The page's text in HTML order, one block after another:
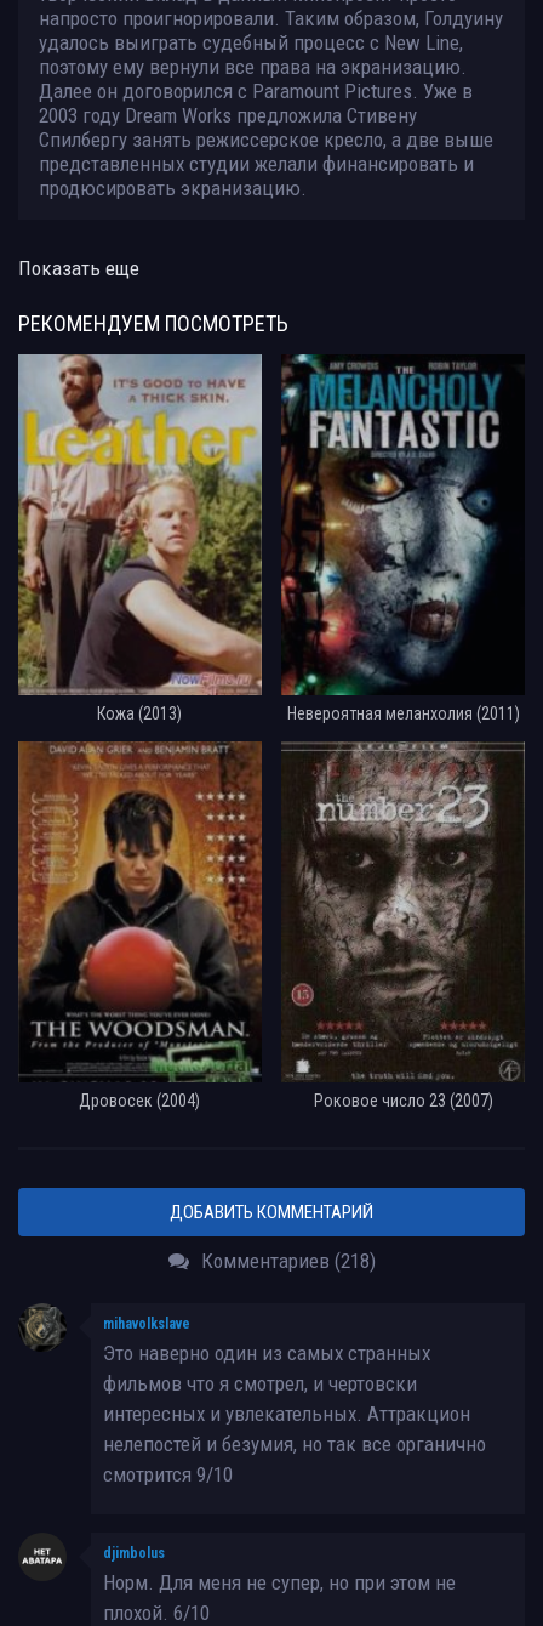
напросто проигнорировали. Таким образом, Голдуину
удалось выиграть судебный процесс с New Line,
поэтому ему вернули все права на экранизацию.
Далее он договорился с Paramount Pictures. Уже в
2003 году Dream Works предложила Стивену
Спилбергу занять режиссерское кресло, а две выше
представленных студии желали финансировать и
продюсировать экранизацию.
Показать еще
РЕКОМЕНДУЕМ ПОСМОТРЕТЬ
Кожа (2013) Невероятная меланхолия (2011)
Дровосек (2004) Роковое число 23 (2007)
ДОБАВИТЬ КОММЕНТАРИЙ
Комментариев (218)
mihavolkslave
Это наверно один из самых странных
фильмов что я смотрел, и чертовски
интересных и увлекательных. Аттракцион
нелепостей и безумия, но так все органично
смотрится 9/10
djimbolus
Норм. Для меня не супер, но при этом не
плохой. 6/10